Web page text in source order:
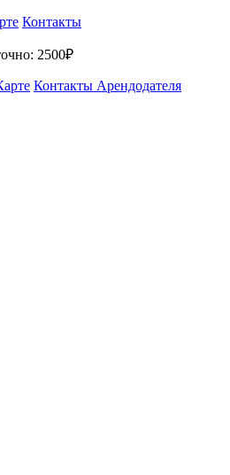
Контакты
2500₽
Контакты Арендодателя